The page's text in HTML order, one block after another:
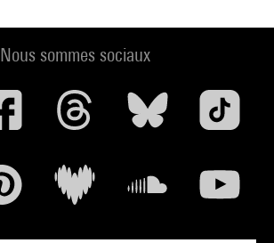
Nous sommes sociaux